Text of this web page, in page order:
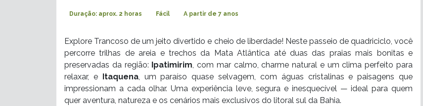
Duração: aprox. 2 horas Fácil A partir de 7 anos
Explore Trancoso de um jeito divertido e cheio de liberdade! Neste passeio de quadriciclo, você
percorre trilhas de areia e trechos da Mata Atlântica até duas das praias mais bonitas e
preservadas da região: Ipatimirim, com mar calmo, charme natural e um clima perfeito para
relaxar, e Itaquena, um paraíso quase selvagem, com águas cristalinas e paisagens que
impressionam a cada olhar. Uma experiência leve, segura e inesquecível — ideal para quem
quer aventura, natureza e os cenários mais exclusivos do litoral sul da Bahia.